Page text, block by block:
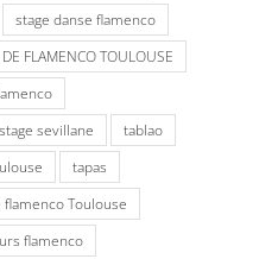
stage danse flamenco
FLAMENCO TOULOUSE
stage sevillane
tablao
tapas
Toulouse
flamenco